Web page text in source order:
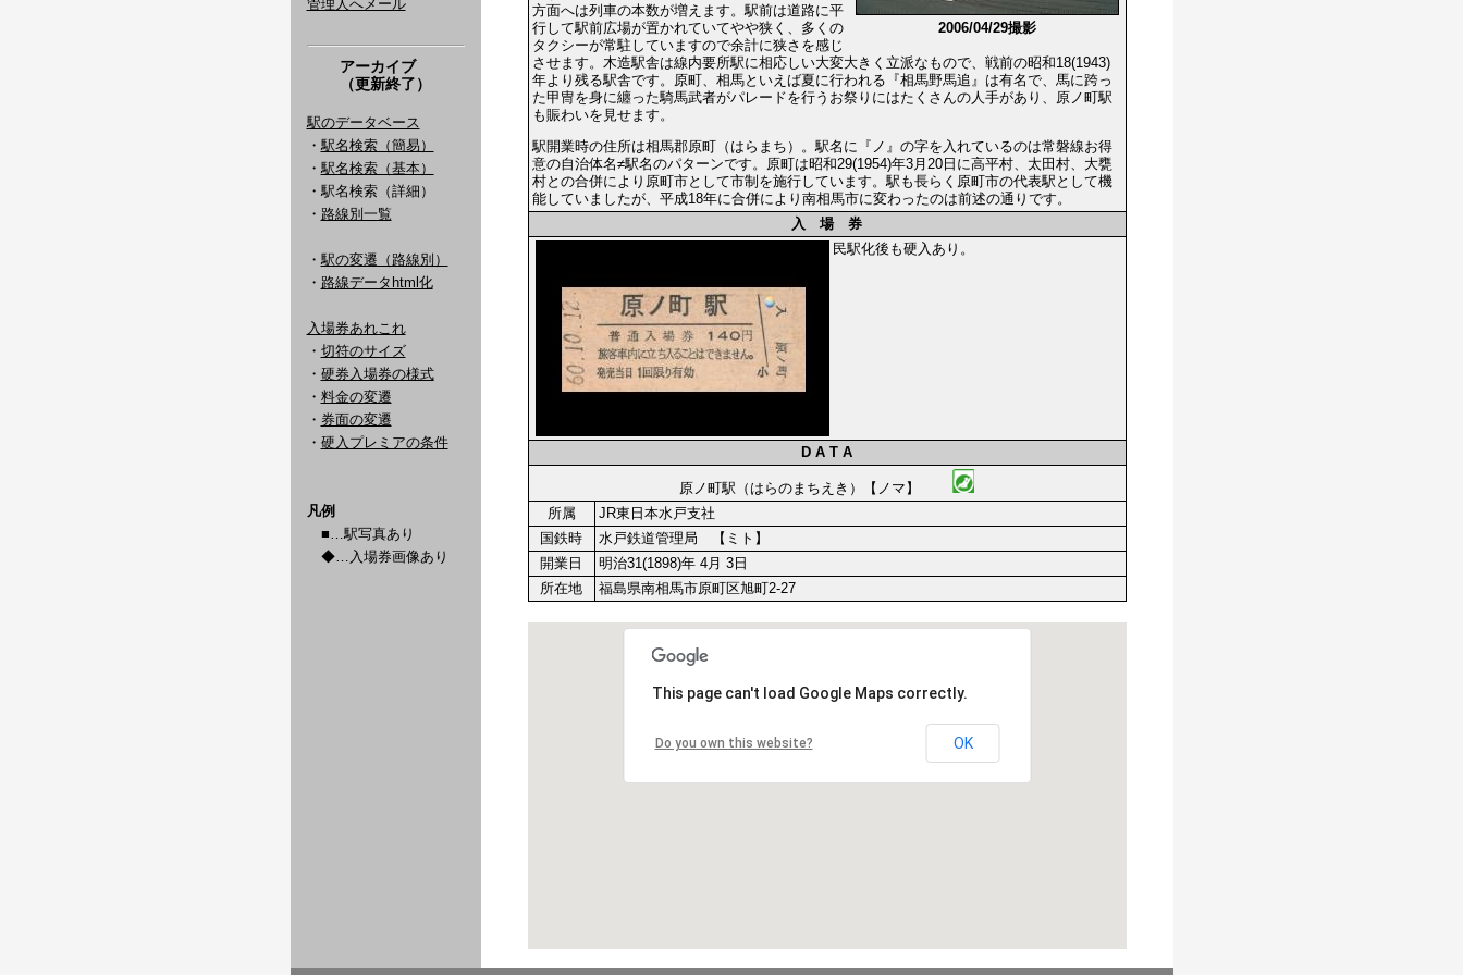
管理人へメール
アーカイブ
（更新終了）
駅のデータベース
・ 駅名検索（簡易）
・ 駅名検索（基本）
・駅名検索（詳細）
・ 路線別一覧
・ 駅の変遷（路線別）
・ 路線データhtml化
入場券あれこれ
・ 切符のサイズ
・ 硬券入場券の様式
・ 料金の変遷
・ 券面の変遷
・ 硬入プレミアの条件
凡例
■…駅写真あり
◆…入場券画像あり
2006/04/29撮影
方面へは列車の本数が増えます。駅前は道路に平
行して駅前広場が置かれていてやや狭く、多くの
タクシーが常駐していますので余計に狭さを感じ
させます。木造駅舎は線内要所駅に相応しい大変大きく立派なもので、戦前の昭和18(1943)
年より残る駅舎です。原町、相馬といえば夏に行われる『相馬野馬追』は有名で、馬に跨っ
た甲冑を身に纏った騎馬武者がパレードを行うお祭りにはたくさんの人手があり、原ノ町駅
も賑わいを見せます。
駅開業時の住所は相馬郡原町（はらまち）。駅名に『ノ』の字を入れているのは常磐線お得
意の自治体名≠駅名のパターンです。原町は昭和29(1954)年3月20日に高平村、太田村、大甕
村との合併により原町市として市制を施行しています。駅も長らく原町市の代表駅として機
能していましたが、平成18年に合併により南相馬市に変わったのは前述の通りです。
入 場 券
民駅化後も硬入あり。
D A T A
原ノ町駅（はらのまちえき）【ノマ】
所属
JR東日本水戸支社
国鉄時
水戸鉄道管理局 【ミト】
開業日
明治31(1898)年 4月 3日
所在地
福島県南相馬市原町区旭町2-27